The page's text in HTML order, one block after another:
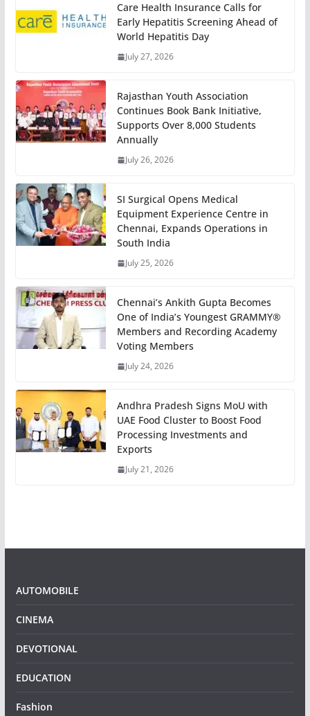
Care Health Insurance Calls for
Early Hepatitis Screening Ahead of
World Hepatitis Day
July 27, 2026
Rajasthan Youth Association
Continues Book Bank Initiative,
Supports Over 8,000 Students
Annually
July 26, 2026
SI Surgical Opens Medical
Equipment Experience Centre in
Chennai, Expands Operations in
South India
July 25, 2026
Chennai’s Ankith Gupta Becomes
One of India’s Youngest GRAMMY®
Members and Recording Academy
Voting Members
July 24, 2026
Andhra Pradesh Signs MoU with
UAE Food Cluster to Boost Food
Processing Investments and
Exports
July 21, 2026
AUTOMOBILE
CINEMA
DEVOTIONAL
EDUCATION
Fashion